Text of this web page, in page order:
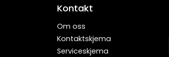
Kontakt
Om oss
Kontaktskjema
Serviceskjema